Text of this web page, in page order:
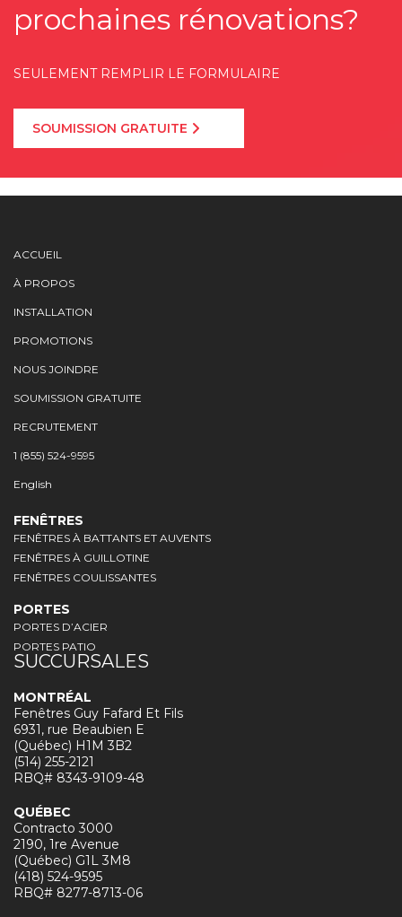
prochaines rénovations?
SEULEMENT REMPLIR LE FORMULAIRE
SOUMISSION GRATUITE
ACCUEIL
À PROPOS
INSTALLATION
PROMOTIONS
NOUS JOINDRE
SOUMISSION GRATUITE
RECRUTEMENT
1 (855) 524-9595
English
FENÊTRES
FENÊTRES À BATTANTS ET AUVENTS
FENÊTRES À GUILLOTINE
FENÊTRES COULISSANTES
PORTES
PORTES D’ACIER
PORTES PATIO
SUCCURSALES
MONTRÉAL
Fenêtres Guy Fafard Et Fils
6931, rue Beaubien E
(Québec) H1M 3B2
(514) 255-2121
RBQ# 8343-9109-48
QUÉBEC
Contracto 3000
2190, 1re Avenue
(Québec) G1L 3M8
(418) 524-9595
RBQ# 8277-8713-06